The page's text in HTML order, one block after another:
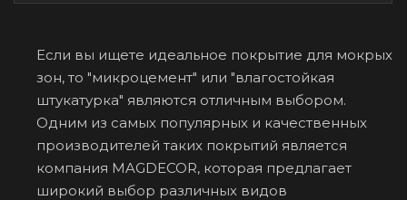
Если вы ищете идеальное покрытие для мокрых
зон, то "микроцемент" или "влагостойкая
штукатурка" являются отличным выбором.
Одним из самых популярных и качественных
производителей таких покрытий является
компания MAGDECOR, которая предлагает
широкий выбор различных видов